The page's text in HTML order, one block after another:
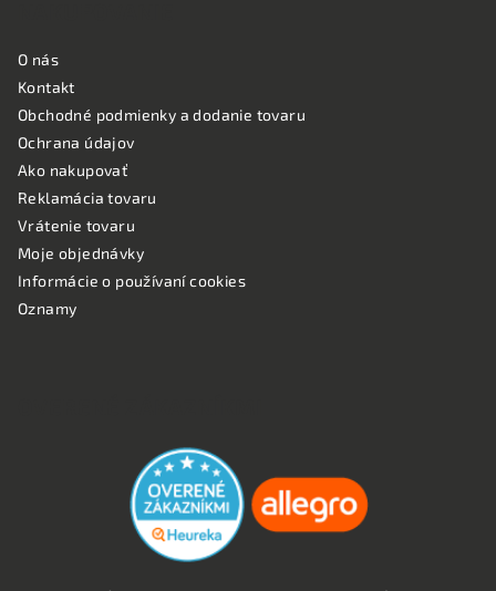
O nás
Kontakt
Obchodné podmienky a dodanie tovaru
Ochrana údajov
Ako nakupovať
Reklamácia tovaru
Vrátenie tovaru
Moje objednávky
Informácie o používaní cookies
Oznamy